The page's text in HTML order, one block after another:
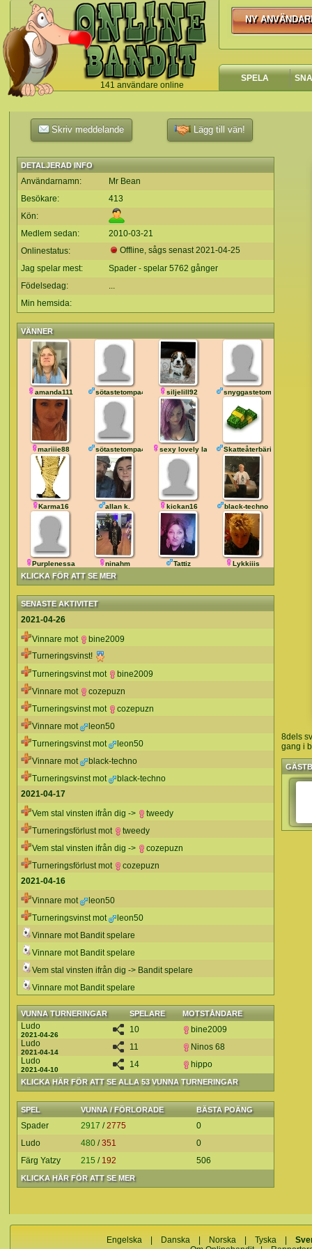
141 användare online
`
NY
NY
SPELA
Skriv meddelande Lägg till vän!
DETALJERAD INFO
Användarnamn:
Mr Bean
Besökare:
413
Kön:
Medlem sedan:
2010-03-21
Onlinestatus:
Offline, sågs senast2021-04-25
Jag spelar mest:
Spader - spelar 5762 gånger
Födelsedag:
...
Min hemsida:
VÄNNER
KLICKA FÖR ATT SE MER
amanda111 sötastetompa44 siljelill92 snyggastetompa43
mariiie88 sötastetompa42 sexy lovely lady Skatteåterbäring
Karma16 allan k. kickan16 black-techno
Purplenessa ninahm Tattiz Lykkiiis
SENASTE AKTIVITET
2021-04-26
Vinnare mot
bine2009
Turneringsvinst!
Turneringsvinst mot
bine2009
Vinnare mot
cozepuzn
Turneringsvinst mot
cozepuzn
Vinnare mot
leon50
Turneringsvinst mot
leon50
Vinnare mot
black-techno
Turneringsvinst mot
black-techno
2021-04-17
Vem stal vinsten ifrån dig ->
tweedy
Turneringsförlust mot
tweedy
Vem stal vinsten ifrån dig ->
cozepuzn
Turneringsförlust mot
cozepuzn
2021-04-16
Vinnare mot
leon50
Turneringsvinst mot
leon50
Vinnare mot Bandit spelare
Vinnare mot Bandit spelare
Vem stal vinsten ifrån dig -> Bandit spelare
Vinnare mot Bandit spelare
VUNNA TURNERINGAR SPELARE MOTSTÅNDARE
KLICKA HÄR FÖR ATT SE ALLA 53 VUNNA TURNERINGAR
Ludo
2021-04-26
10
bine2009
Ludo
2021-04-14
11
Ninos 68
Ludo
2021-04-10
14 hippo
SPEL VUNNA / FÖRLORADE BÄSTA POÄNG
KLICKA HÄR FÖR ATT SE MER
Spader 2917 /2775
0
Ludo
480 /351
0
Färg Yatzy
215 / 192 506
8dels
gang i
Engelska Danska Norska |Tyska |